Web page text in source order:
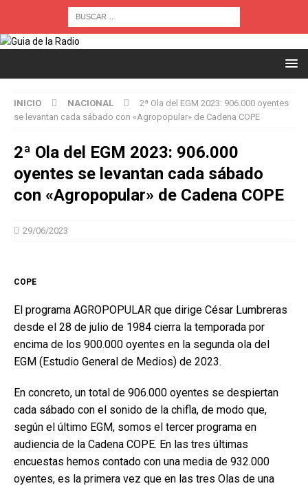
INICIO NACIONAL
2ª Ola del EGM 2023: 906.000 oyentes
se levantan cada sábado con «Agropopular» de Cadena COPE
2ª Ola del EGM 2023: 906.000
oyentes se levantan cada sábado
con «Agropopular» de Cadena COPE
29/06/2023
COPE
El programa AGROPOPULAR que dirige César Lumbreras
desde el 28 de julio de 1984 cierra la temporada por
encima de los 900.000 oyentes en la segunda ola del
EGM (Estudio General de Medios) de 2023.
En concreto, un total de 906.000 oyentes se despiertan
cada sábado con el sonido de la chifla, de modo que,
según el último EGM, somos el tercer programa en
audiencia de la Cadena COPE. En las tres últimas
encuestas hemos contado con una media de 932.000
oyentes, es la primera vez que en las tres Olas de una